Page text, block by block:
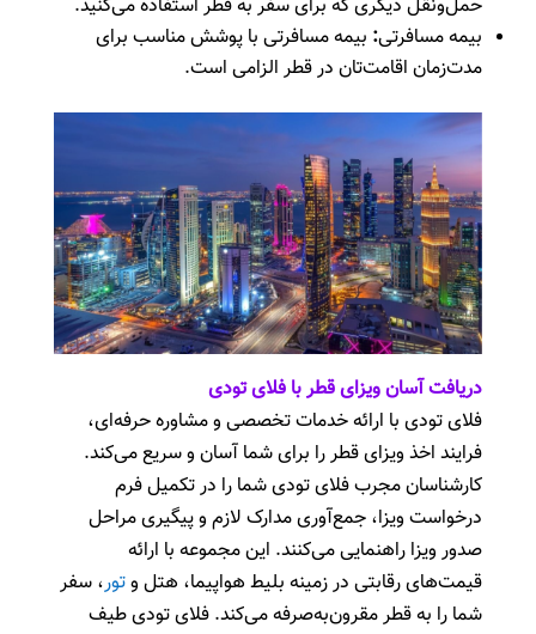
حمل‌ونقل دیگری که برای سفر به قطر استفاده می‌کنید.
بیمه مسافرتی: بیمه مسافرتی با پوشش مناسب برای
مدت‌زمان اقامت‌تان در قطر الزامی است.
دریافت آسان ویزای قطر با فلای تودی
فلای تودی با ارائه خدمات تخصصی و مشاوره حرفه‌ای،
فرایند اخذ ویزای قطر را برای شما آسان و سریع می‌کند.
کارشناسان مجرب فلای تودی شما را در تکمیل فرم
درخواست ویزا، جمع‌آوری مدارک لازم و پیگیری مراحل
صدور ویزا راهنمایی می‌کنند. این مجموعه با ارائه
قیمت‌های رقابتی در زمینه بلیط هواپیما، هتل وتور، سفر
شما را به قطر مقرون‌به‌صرفه می‌کند. فلای تودی طیف